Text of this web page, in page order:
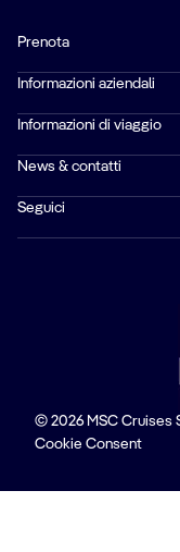
Prenota
Informazioni aziendali
Informazioni di viaggio
News & contatti
Seguici
© 2026 MSC Cruises
Cookie Consent